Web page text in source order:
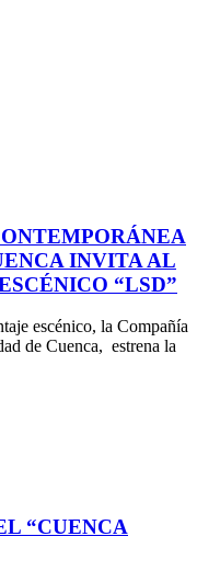
INVITA AL
“LSD”
escénico, la Compañía
de Cuenca, estrena la
“CUENCA